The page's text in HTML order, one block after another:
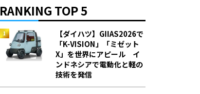
RANKING TOP 5
【ダイハツ】GIIAS2026で
「K-VISION」「ミゼット
X」を世界にアピール イ
ンドネシアで電動化と軽の
技術を発信